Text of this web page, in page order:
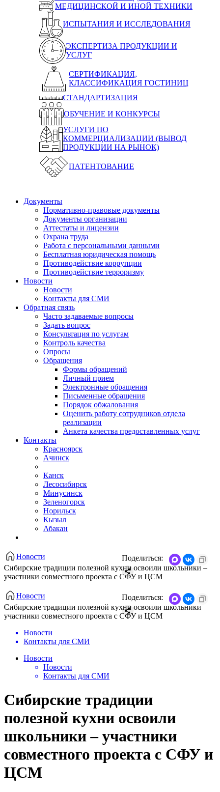
МЕДИЦИНСКОЙ И ИНОЙ ТЕХНИКИ
ИСПЫТАНИЯ И ИССЛЕДОВАНИЯ
ЭКСПЕРТИЗА ПРОДУКЦИИ И
УСЛУГ
СЕРТИФИКАЦИЯ,
КЛАССИФИКАЦИЯ ГОСТИНИЦ
СТАНДАРТИЗАЦИЯ
ОБУЧЕНИЕ И КОНКУРСЫ
УСЛУГИ ПО
КОММЕРЦИАЛИЗАЦИИ (ВЫВОД
ПРОДУКЦИИ НА РЫНОК)
ПАТЕНТОВАНИЕ
Документы
Нормативно-правовые документы
Документы организации
Аттестаты и лицензии
Охрана труда
Работа с персональными данными
Бесплатная юридическая помощь
Противодействие коррупции
Противодействие терроризму
Новости
Новости
Контакты для СМИ
Обратная связь
Часто задаваемые вопросы
Задать вопрос
Консультация по услугам
Контроль качества
Опросы
Обращения
Формы обращений
Личный прием
Электронные обращения
Письменные обращения
Порядок обжалования
Оценить работу сотрудников отдела
реализации
Анкета качества предоставленных услуг
Контакты
Красноярск
Ачинск
Канск
Лесосибирск
Минусинск
Зеленогорск
Норильск
Кызыл
Абакан
Новости
Сибирские традиции полезной кухни освоили школьники –
участники совместного проекта с СФУ и ЦСМ
Поделиться:
Новости
Сибирские традиции полезной кухни освоили школьники –
участники совместного проекта с СФУ и ЦСМ
Поделиться:
Новости
Контакты для СМИ
Новости
Новости
Контакты для СМИ
Сибирские традиции
полезной кухни освоили
школьники – участники
совместного проекта с СФУ и
ЦСМ